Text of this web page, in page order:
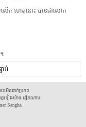
ើក​ ​ហេតុ​នោះ​ ​បាន​ជា​លោក​
ាប់
យមិនដាក់ប្រភព
គៀងយ៉ាង វៀតណាម
Sangha.